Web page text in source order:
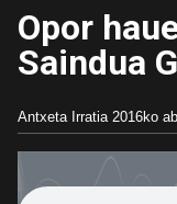
Opor
Saindua
Antxeta Irratia 2016ko